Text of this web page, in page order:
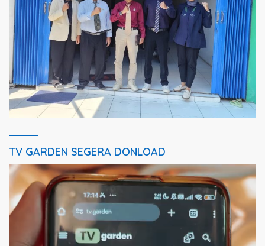
TV GARDEN SEGERA DONLOAD
Pemutar
Video